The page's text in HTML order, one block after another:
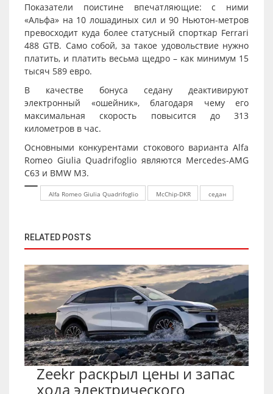
Показатели поистине впечатляющие: с ними
«Альфа» на 10 лошадиных сил и 90 Ньютон-метров
превосходит куда более статусный спорткар Ferrari
488 GTB. Само собой, за такое удовольствие нужно
платить, и платить весьма щедро – как минимум 15
тысяч 589 евро.
В качестве бонуса седану деактивируют
электронный «ошейник», благодаря чему его
максимальная скорость повысится до 313
километров в час.
Основными конкурентами стокового варианта Alfa
Romeo Giulia Quadrifoglio являются Mercedes-AMG
C63 и BMW M3.
Alfa Romeo Giulia Quadrifoglio McChip-DKR седан
RELATED POSTS
Zeekr раскрыл цены и запас
хода электрического